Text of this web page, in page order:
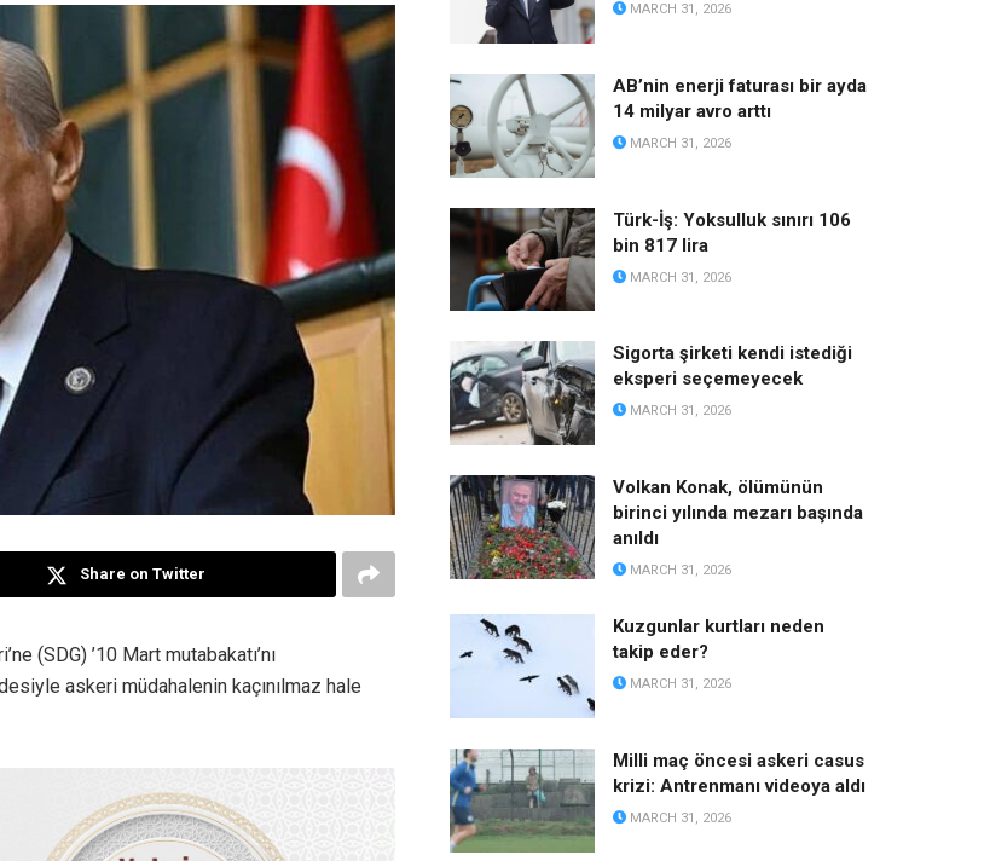
Share on Twitter
(SDG) ’10 Mart mutabakatı’nı
askeri müdahalenin kaçınılmaz hale
MARCH 31, 2026
AB’nin enerji faturası bir ayda
14 milyar avro arttı
MARCH 31, 2026
Türk-İş: Yoksulluk sınırı 106
bin 817 lira
MARCH 31, 2026
Sigorta şirketi kendi istediği
eksperi seçemeyecek
MARCH 31, 2026
Volkan Konak, ölümünün
birinci yılında mezarı başında
anıldı
MARCH 31, 2026
Kuzgunlar kurtları neden
takip eder?
MARCH 31, 2026
Milli maç öncesi askeri casus
krizi: Antrenmanı videoya aldı
MARCH 31, 2026